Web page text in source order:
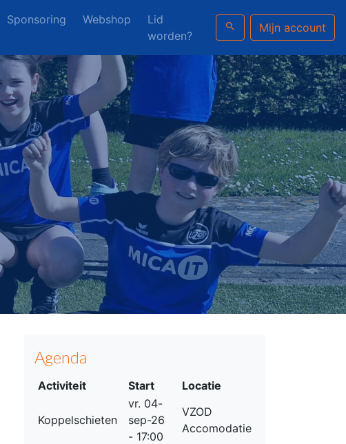
Sponsoring Webshop
Lid
worden?
search Mijn account
Agenda
Activiteit Start Locatie
Koppelschieten
vr. 04-
sep-26
- 17:00
VZOD
Accomodatie